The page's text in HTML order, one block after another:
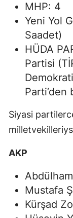
MHP: 4
Yeni Yol
Saadet)
HÜDA
Partisi
Parti’den
Siyasi
AKP
Mustafa
Kürşad